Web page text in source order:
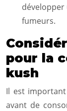
fumeurs.
pour la
kush
Il est
avant de